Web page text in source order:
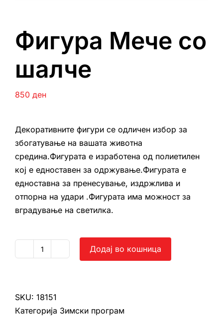
Фигура Мече со
шалче
850 ден
Декоративните фигури се одличен избор за
збогатување на вашата животна
средина.Фигурата е изработена од полиетилен
кој е едноставен за одржување.Фигурата е
едноставна за пренесување, издржлива и
отпорна на удари .Фигурата има можност за
вградување на светилка.
Фигура
шалче
количина
Додај во кошница
SKU: 18151
Категорија Зимски програм